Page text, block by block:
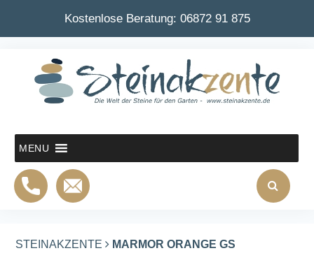
Kostenlose Beratung: 06872 91 875
MENU
STEINAKZENTE MARMOR ORANGE GS